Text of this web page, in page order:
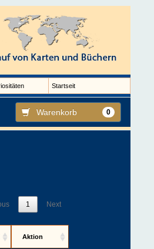
Startseit
Warenkorb 0
1 Next
Aktion